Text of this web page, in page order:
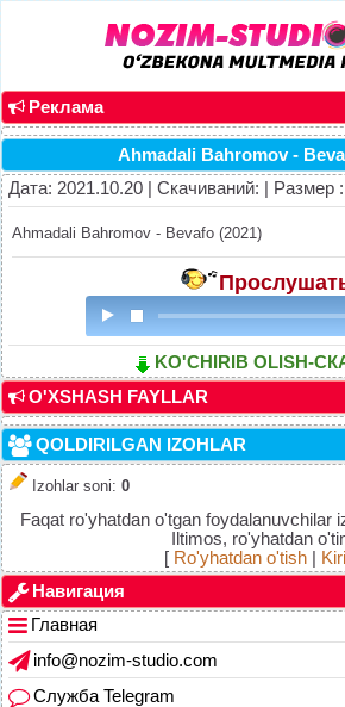
Реклама
Ahmadali Bahromov -
Дата: 2021.10.20 | Скачиваний: | Размер :
Ahmadali Bahromov - Bevafo (2021)
KO'CHIRIB OLISH-
O'XSHASH FAYLLAR
QOLDIRILGAN IZOHLAR
Izohlar soni: 0
Faqat ro'yhatdan o'tgan foydalanuvchilar
Iltimos, ro'yhatdan
[ Ro'yhatdan o'tish|
Навигация
Главная
info@nozim-studio.com
Служба Telegram